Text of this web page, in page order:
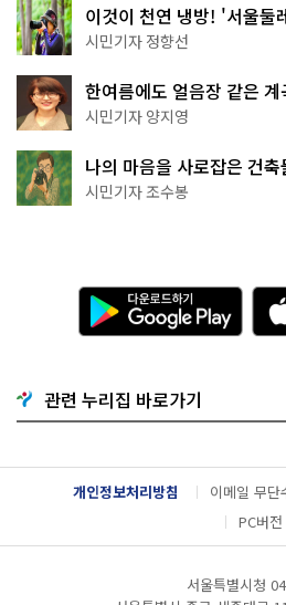
이것이 천연 냉방! '서울둘
나볼까
시민기자 정향선
한여름에도 얼음장 같은
천국이네~
시민기자 양지영
나의 마음을 사로잡은 건
상작 공개!
시민기자 조수봉
다
운
로
기
G
o
g
l
e
관련 누리집 바로가기
개인정보처리방침 이메일 무단
PC버전
서울특별시청